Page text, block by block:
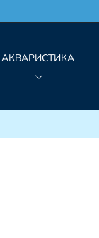
АКВАРИСТИКА